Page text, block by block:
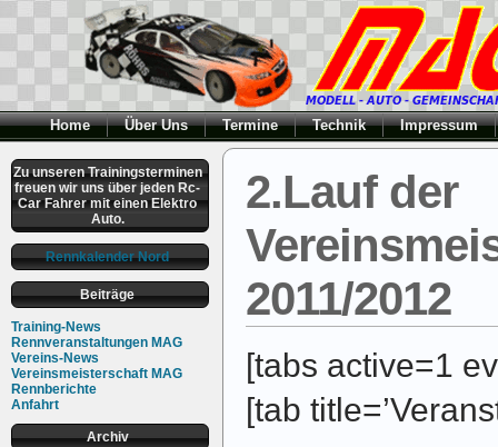
Home Über Uns Termine Technik Impressum
Zu unseren Trainingsterminen
freuen wir uns über jeden Rc-
Car Fahrer mit einen Elektro
Auto.
Rennkalender Nord
Beiträge
Training-News
Rennveranstaltungen MAG
Vereins-News
Vereinsmeisterschaft MAG
Rennberichte
Anfahrt
Archiv
2.Lauf der
2011/2012
[tabs active=1
[tab